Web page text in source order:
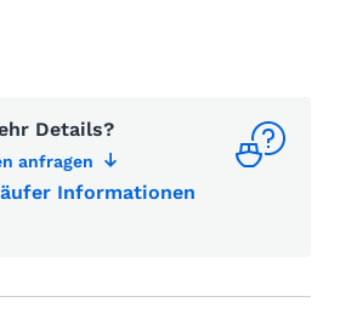
Details?
anfragen
Informationen